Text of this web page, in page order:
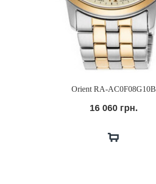
Orient RA-AC0F08G10B
16 060 грн.